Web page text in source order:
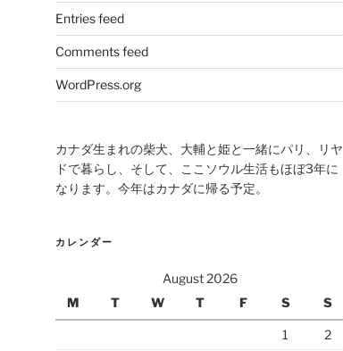
Entries feed
Comments feed
WordPress.org
カナダ生まれの柴犬、大輔と姫と一緒にパリ、リヤ
ドで暮らし、そして、ここソウル生活もほぼ3年に
なります。今年はカナダに帰る予定。
カレンダー
August 2026
M
T W T F S S
1
2